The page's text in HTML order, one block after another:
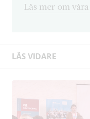
Läs mer om
LÄS VIDARE